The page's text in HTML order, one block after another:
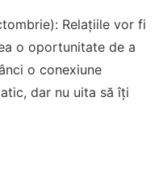
Relațiile vor fi
o oportunitate de a
o conexiune
dar nu uita să îți